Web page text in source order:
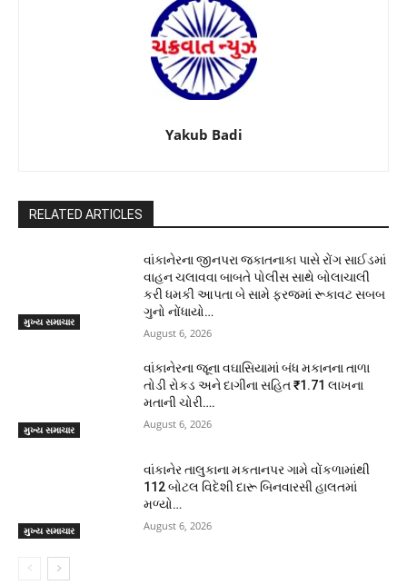
Yakub Badi
RELATED ARTICLES
મુખ્ય સમાચાર
વાંકાનેરના જીનપરા જકાતનાકા પાસે રોંગ સાઈડમાં
વાહન ચલાવવા બાબતે પોલીસ સાથે બોલાચાલી
કરી ધમકી આપતા બે સામે ફરજમાં રૂકાવટ સબબ
ગુનો નોંધાયો…
August 6, 2026
મુખ્ય સમાચાર
વાંકાનેરના જૂના વઘાસિયામાં બંધ મકાનના તાળા
તોડી રોકડ અને દાગીના સહિત ₹1.71 લાખના
મતાની ચોરી….
August 6, 2026
મુખ્ય સમાચાર
વાંકાનેર તાલુકાના મકતાનપર ગામે વોંકળામાંથી
112 બોટલ વિદેશી દારૂ બિનવારસી હાલતમાં
મળ્યો…
August 6, 2026